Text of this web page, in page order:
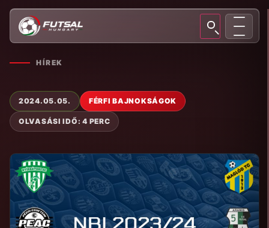
HÍREK
2024.05.05. FÉRFI BAJNOKSÁGOK
OLVASÁSI IDŐ: 4 PERC